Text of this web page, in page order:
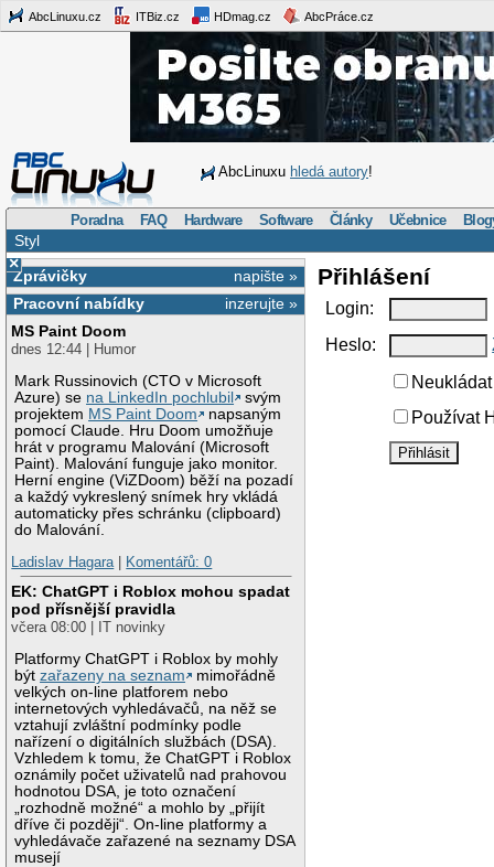
AbcLinuxu.cz ITBiz.cz HDmag.cz AbcPráce.cz
AbcLinuxu hledá autory!
Poradna FAQ Hardware Software Články Učebnice
Styl
×
napište »
Zprávičky
inzerujte »
Pracovní nabídky
MS Paint Doom
dnes 12:44 | Humor
Mark Russinovich (CTO v Microsoft
Azure) se na LinkedIn pochlubil
svým
projektem MS Paint Doom
napsaným
pomocí Claude. Hru Doom umožňuje
hrát v programu Malování (Microsoft
Paint). Malování funguje jako monitor.
Herní engine (ViZDoom) běží na pozadí
a každý vykreslený snímek hry vkládá
automaticky přes schránku (clipboard)
do Malování.
Ladislav Hagara| Komentářů: 0
EK: ChatGPT i Roblox mohou spadat
pod přísnější pravidla
včera 08:00 | IT novinky
Platformy ChatGPT i Roblox by mohly
býtzařazeny na seznam
mimořádně
velkých on-line platforem nebo
internetových vyhledávačů, na něž se
vztahují zvláštní podmínky podle
nařízení o digitálních službách (DSA).
Vzhledem k tomu, že ChatGPT i Roblox
oznámily počet uživatelů nad prahovou
hodnotou DSA, je toto označení
„rozhodně možné“ a mohlo by „přijít
dříve či později“. On-line platformy a
vyhledávače zařazené na seznamy DSA
musejí
Přihlášení
Login:
Heslo:
Používat